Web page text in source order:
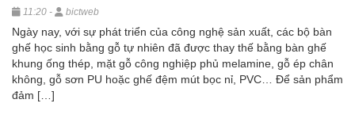
11:20 - bictweb
Ngày nay, với sự phát triển của công nghệ sản xuất, các bộ bàn
ghế học sinh bằng gỗ tự nhiên đã được thay thế bằng bàn ghế
khung ống thép, mặt gỗ công nghiệp phủ melamine, gỗ ép chân
không, gỗ sơn PU hoặc ghế đệm mút bọc nỉ, PVC… Để sản phẩm
đảm […]